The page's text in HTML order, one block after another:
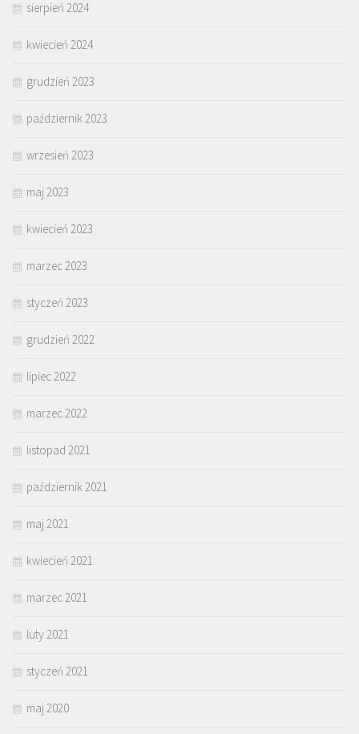
sierpień 2024
kwiecień 2024
grudzień 2023
październik 2023
wrzesień 2023
maj 2023
kwiecień 2023
marzec 2023
styczeń 2023
grudzień 2022
lipiec 2022
marzec 2022
listopad 2021
październik 2021
maj 2021
kwiecień 2021
marzec 2021
luty 2021
styczeń 2021
maj 2020